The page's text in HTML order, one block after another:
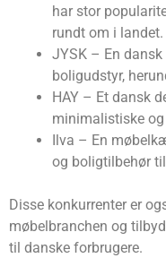
har stor
rundt om i landet.
JYSK – En
boligudstyr,
HAY – Et dansk
minimalistiske
Ilva – En
og boligtilbehør
Disse konkurrenter er
møbelbranchen og
til danske forbrugere.